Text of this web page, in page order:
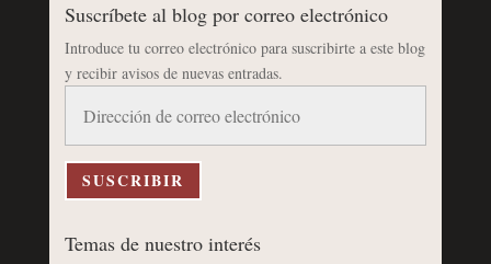
Suscríbete al blog por correo electrónico
Introduce tu correo electrónico para suscribirte a este blog
y recibir avisos de nuevas entradas.
correo
electrónico
SUSCRIBIR
Temas de nuestro interés